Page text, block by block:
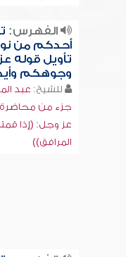
الفهرس:
أحدكم من
تأويل قوله
وجوهكم
للشيخ: عبد
جزء من محاضرة
عز وجل: (إذا
المرافق))